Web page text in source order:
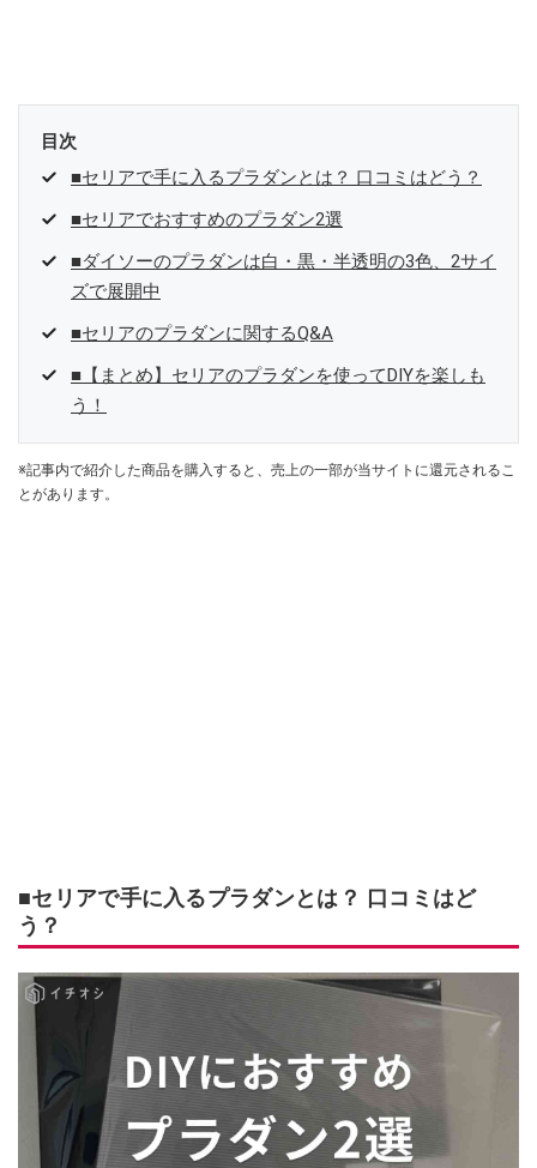
目次
■セリアで手に入るプラダンとは？ 口コミはどう？
■セリアでおすすめのプラダン2選
■ダイソーのプラダンは白・黒・半透明の3色、2サイ
ズで展開中
■セリアのプラダンに関するQ&A
■【まとめ】セリアのプラダンを使ってDIYを楽しも
う！
※記事内で紹介した商品を購入すると、売上の一部が当サイトに還元されるこ
とがあります。
■セリアで手に入るプラダンとは？ 口コミはど
う？